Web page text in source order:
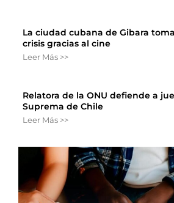
La ciudad cubana de Gibara
crisis gracias al cine
Leer Más >>
Relatora de la ONU defiende a
Suprema de Chile
Leer Más >>